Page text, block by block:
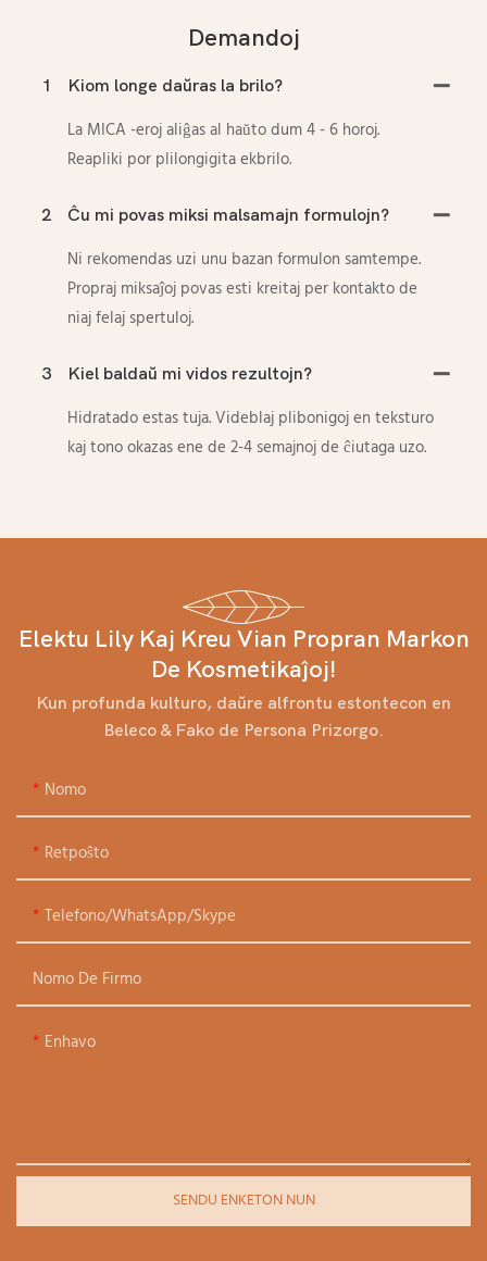
Demandoj
1 Kiom longe daŭras la brilo?
La MICA -eroj aliĝas al haŭto dum 4 - 6 horoj.
Reapliki por plilongigita ekbrilo.
2 Ĉu mi povas miksi malsamajn formulojn?
Ni rekomendas uzi unu bazan formulon samtempe.
Propraj miksaĵoj povas esti kreitaj per kontakto de
niaj felaj spertuloj.
3 Kiel baldaŭ mi vidos rezultojn?
Hidratado estas tuja. Videblaj plibonigoj en teksturo
kaj tono okazas ene de 2-4 semajnoj de ĉiutaga uzo.
Elektu Lily Kaj Kreu Vian Propran Markon
De Kosmetikaĵoj!
Kun profunda kulturo, daŭre alfrontu estontecon en
Beleco & Fako de Persona Prizorgo.
Nomo
Retpoŝto
Telefono/WhatsApp/Skype
Nomo De Firmo
Enhavo
SENDU ENKETON NUN